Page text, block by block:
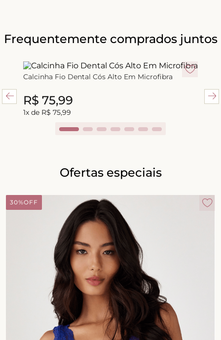
Frequentemente comprados juntos
Calcinha Fio Dental Cós Alto Em Microfibra
R$ 75,99
1x de R$ 75,99
Ofertas especiais
30%OFF